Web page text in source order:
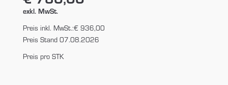
exkl. MwSt.
Preis inkl. MwSt.:€ 936,00
Preis Stand 07.08.2026
Preis pro STK